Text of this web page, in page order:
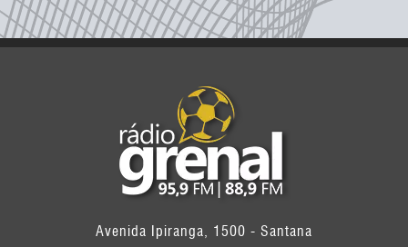
Avenida Ipiranga, 1500 - Santana